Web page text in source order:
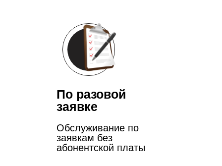
По разовой
заявке
Обслуживание по
заявкам без
абонентской платы